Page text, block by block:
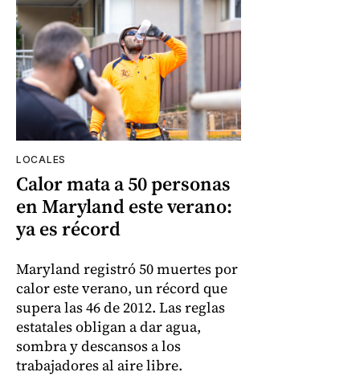
LOCALES
Calor mata a 50 personas
en Maryland este verano:
ya es récord
Maryland registró 50 muertes por
calor este verano, un récord que
supera las 46 de 2012. Las reglas
estatales obligan a dar agua,
sombra y descansos a los
trabajadores al aire libre.